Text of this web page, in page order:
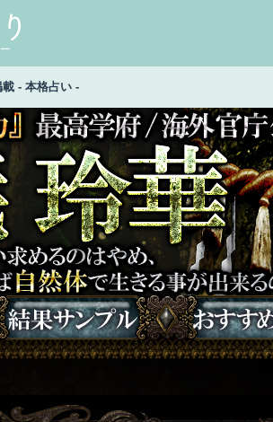
載 - 本格占い -
解らない事を追い求めるのはやめ、
事が出来るのよ